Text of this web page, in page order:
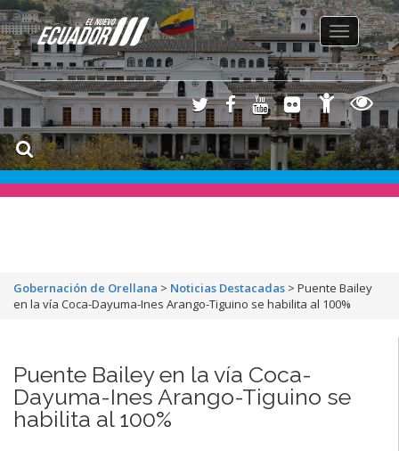
Toggle
navigation
Gobernación de Orellana > Noticias Destacadas > Puente Bailey
en la vía Coca-Dayuma-Ines Arango-Tiguino se habilita al 100%
Puente Bailey en la vía Coca-
Dayuma-Ines Arango-Tiguino se
habilita al 100%